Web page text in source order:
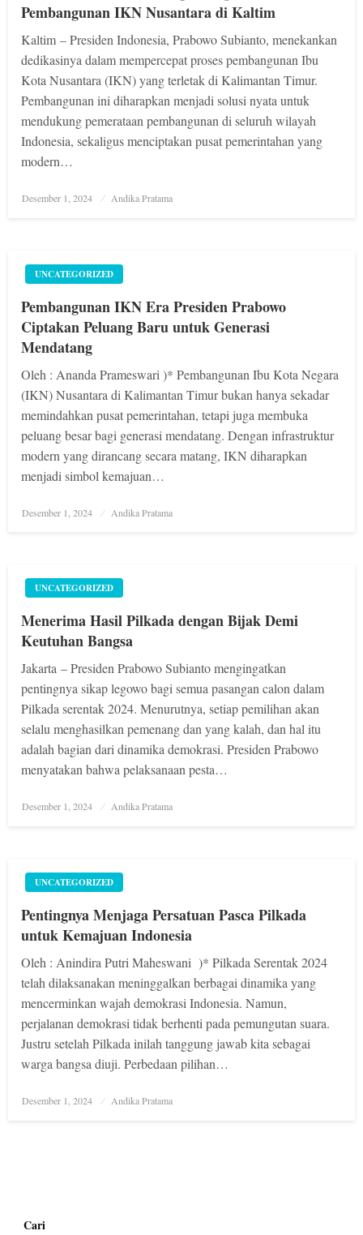
Pembangunan IKN Nusantara di Kaltim
Kaltim – Presiden Indonesia, Prabowo Subianto, menekankan
dedikasinya dalam mempercepat proses pembangunan Ibu
Kota Nusantara (IKN) yang terletak di Kalimantan Timur.
Pembangunan ini diharapkan menjadi solusi nyata untuk
mendukung pemerataan pembangunan di seluruh wilayah
Indonesia, sekaligus menciptakan pusat pemerintahan yang
modern…
Posted
Desember 1, 2024 Andika Pratama
UNCATEGORIZED
Pembangunan IKN Era Presiden Prabowo
Ciptakan Peluang Baru untuk Generasi
Mendatang
Oleh : Ananda Prameswari )* Pembangunan Ibu Kota Negara
(IKN) Nusantara di Kalimantan Timur bukan hanya sekadar
memindahkan pusat pemerintahan, tetapi juga membuka
peluang besar bagi generasi mendatang. Dengan infrastruktur
modern yang dirancang secara matang, IKN diharapkan
menjadi simbol kemajuan…
Posted
Desember 1, 2024 Andika Pratama
UNCATEGORIZED
Menerima Hasil Pilkada dengan Bijak Demi
Keutuhan Bangsa
Jakarta – Presiden Prabowo Subianto mengingatkan
pentingnya sikap legowo bagi semua pasangan calon dalam
Pilkada serentak 2024. Menurutnya, setiap pemilihan akan
selalu menghasilkan pemenang dan yang kalah, dan hal itu
adalah bagian dari dinamika demokrasi. Presiden Prabowo
menyatakan bahwa pelaksanaan pesta…
Posted
Desember 1, 2024 Andika Pratama
UNCATEGORIZED
Pentingnya Menjaga Persatuan Pasca Pilkada
untuk Kemajuan Indonesia
Oleh : Anindira Putri Maheswani )* Pilkada Serentak 2024
telah dilaksanakan meninggalkan berbagai dinamika yang
mencerminkan wajah demokrasi Indonesia. Namun,
perjalanan demokrasi tidak berhenti pada pemungutan suara.
Justru setelah Pilkada inilah tanggung jawab kita sebagai
warga bangsa diuji. Perbedaan pilihan…
Posted
Desember 1, 2024 Andika Pratama
Cari